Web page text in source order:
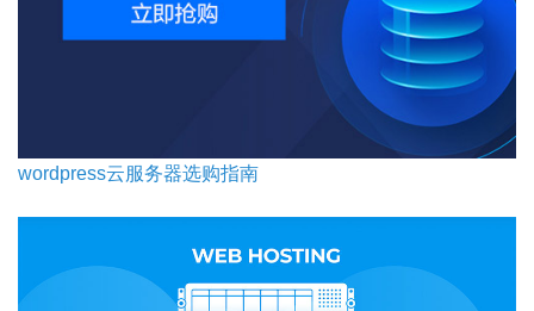
wordpress云服务器选购指南